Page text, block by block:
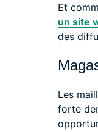
Et
un site
des
Les
forte